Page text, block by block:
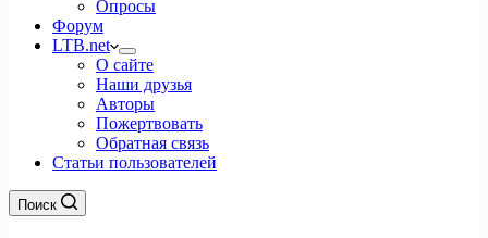
Опросы
Форум
LTB.net
О сайте
Наши друзья
Авторы
Пожертвовать
Обратная связь
Статьи пользователей
Поиск